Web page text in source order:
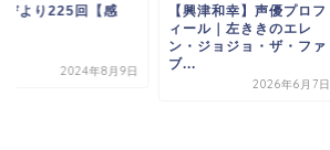
びより225回【感
2024年8月9日
【興津和幸】声優プロフ
ィール｜左ききのエレ
ン・ジョジョ・ザ・ファ
ブ...
2026年6月7日